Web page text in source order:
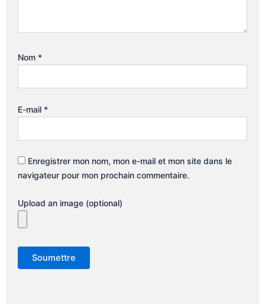
Nom *
E-mail *
Enregistrer mon nom, mon e-mail et mon site dans le
navigateur pour mon prochain commentaire.
Upload an image (optional)